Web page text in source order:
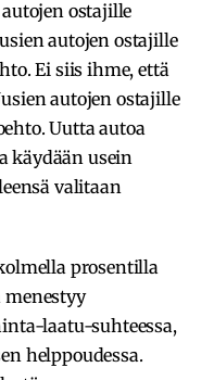
ostajille
autojen ostajille
Ei siis ihme, että
autojen ostajille
Uutta autoa
käydään usein
valitaan
prosentilla
menestyy
laatu-suhteessa,
helppoudessa.